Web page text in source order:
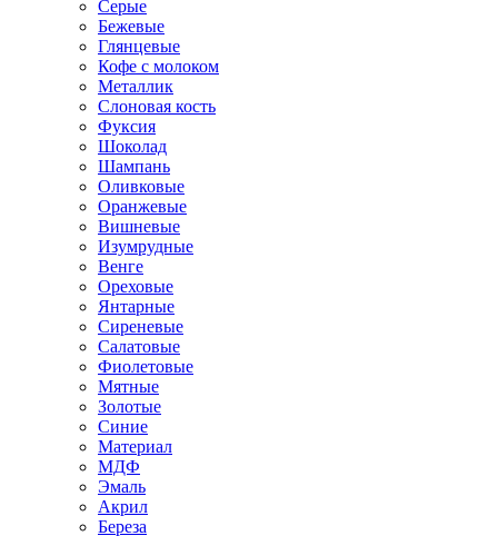
Серые
Бежевые
Глянцевые
Кофе с молоком
Металлик
Слоновая кость
Фуксия
Шоколад
Шампань
Оливковые
Оранжевые
Вишневые
Изумрудные
Венге
Ореховые
Янтарные
Сиреневые
Салатовые
Фиолетовые
Мятные
Золотые
Синие
Материал
МДФ
Эмаль
Акрил
Береза